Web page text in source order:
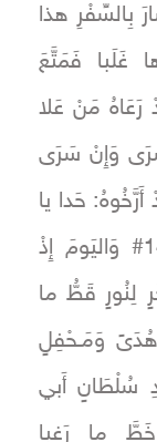
بِالسِّفْرِ هذا
غَلَبا فَمَتَّعَ
رَعَاهُ مَنْ عَلا
سَرَى وَإِنْ سَرَى
أَرَّخُوهُ: حَدا يا
لَيْلَةَ القَدْرِ وَحْيُ اللهِ قَدْ كُتِبا 1446# وَاليَومَ إِذْ
لِنُورٍ قَطُّ ما
هُدَىً وَمَـحْفِلٍ
سُلْطَانٍ أَبي
ما رَغِبا